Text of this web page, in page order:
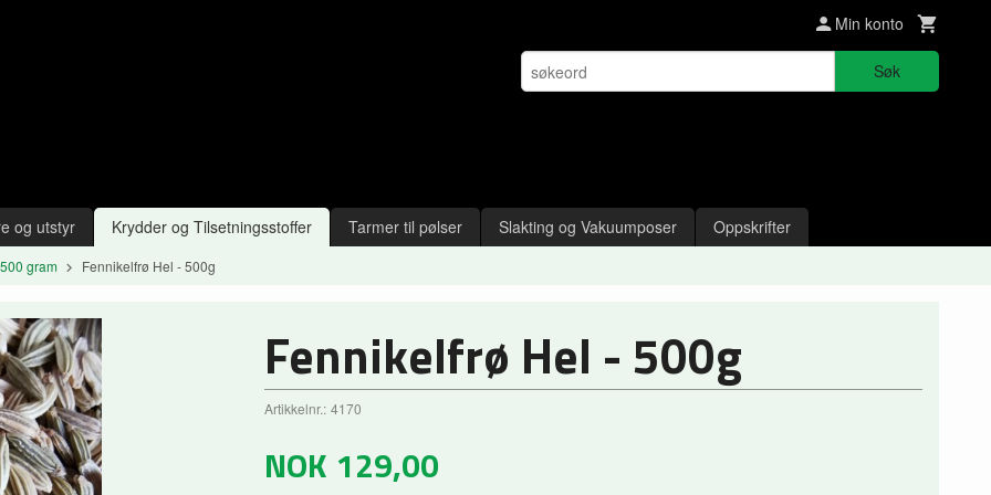
Min konto
Søk
og utstyr Krydder og Tilsetningsstoffer Tarmer til pølser Slakting og Vakuumposer Oppskrifter
gram Fennikelfrø Hel - 500g
Fennikelfrø Hel - 500g
Artikkelnr.: 4170
NOK 129,00